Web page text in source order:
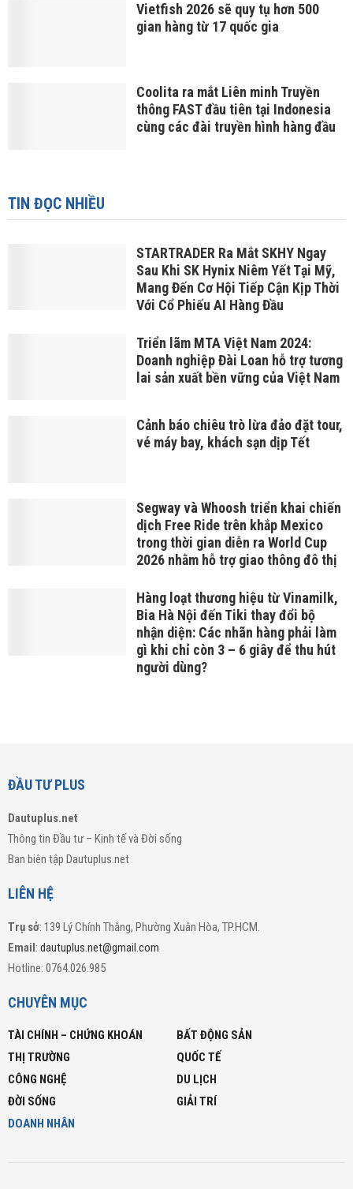
Vietfish 2026 sẽ quy tụ hơn 500
gian hàng từ 17 quốc gia
Coolita ra mắt Liên minh Truyền
thông FAST đầu tiên tại Indonesia
cùng các đài truyền hình hàng đầu
TIN ĐỌC NHIỀU
STARTRADER Ra Mắt SKHY Ngay
Sau Khi SK Hynix Niêm Yết Tại Mỹ,
Mang Đến Cơ Hội Tiếp Cận Kịp Thời
Với Cổ Phiếu AI Hàng Đầu
Triển lãm MTA Việt Nam 2024:
Doanh nghiệp Đài Loan hỗ trợ tương
lai sản xuất bền vững của Việt Nam
Cảnh báo chiêu trò lừa đảo đặt tour,
vé máy bay, khách sạn dịp Tết
Segway và Whoosh triển khai chiến
dịch Free Ride trên khắp Mexico
trong thời gian diễn ra World Cup
2026 nhằm hỗ trợ giao thông đô thị
Hàng loạt thương hiệu từ Vinamilk,
Bia Hà Nội đến Tiki thay đổi bộ
nhận diện: Các nhãn hàng phải làm
gì khi chỉ còn 3 – 6 giây để thu hút
người dùng?
ĐẦU TƯ PLUS
Dautuplus.net
Thông tin Đầu tư – Kinh tế và Đời sống
Ban biên tập Dautuplus.net
LIÊN HỆ
Trụ sở: 139 Lý Chính Thắng, Phường Xuân Hòa, TP.HCM.
Email: dautuplus.net@gmail.com
Hotline: 0764.026.985
CHUYÊN MỤC
TÀI CHÍNH – CHỨNG KHOÁN
BẤT ĐỘNG SẢN
THỊ TRƯỜNG
QUỐC TẾ
CÔNG NGHỆ
DU LỊCH
ĐỜI SỐNG
GIẢI TRÍ
DOANH NHÂN